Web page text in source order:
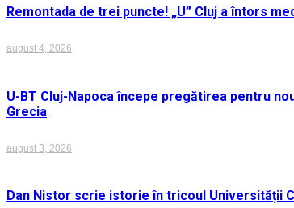
Remontada de trei puncte! „U” Cluj a întors
august 4, 2026
U-BT Cluj-Napoca începe pregătirea pentru
Grecia
august 3, 2026
Dan Nistor scrie istorie în tricoul Universității